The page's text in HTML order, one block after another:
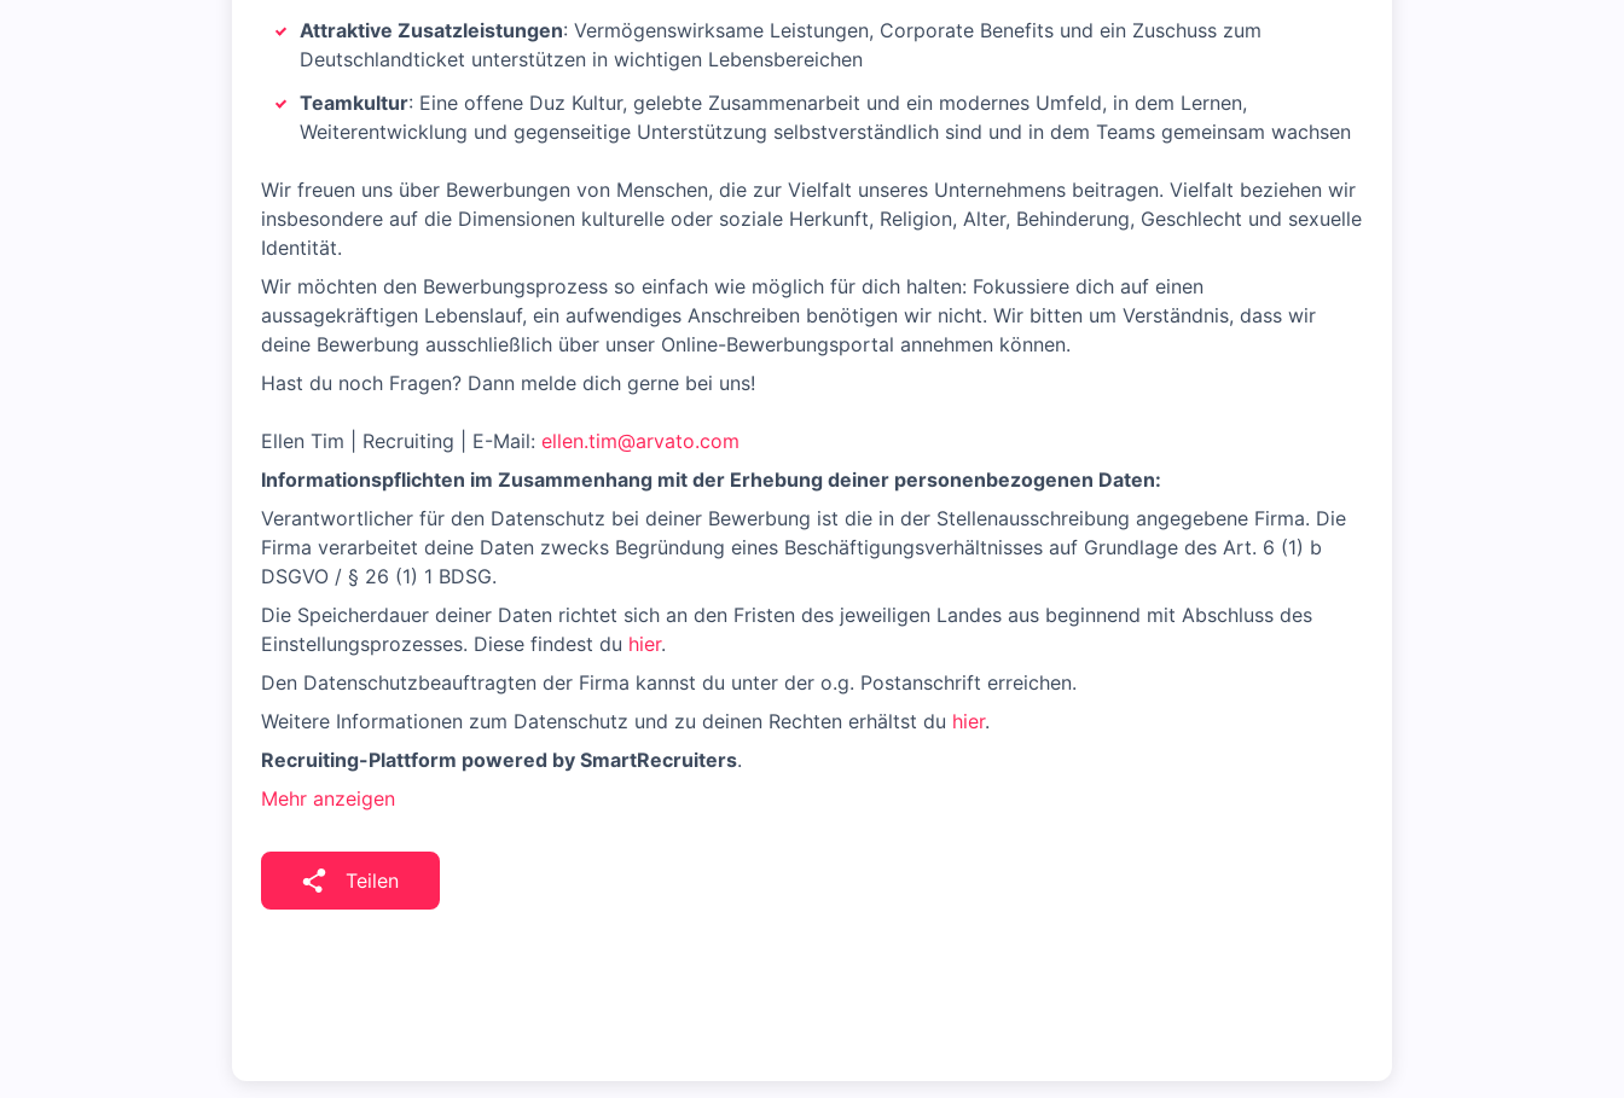
Attraktive Zusatzleistungen: Vermögenswirksame Leistungen, Corporate Benefits und ein Zuschuss zum
Deutschlandticket unterstützen in wichtigen Lebensbereichen
Teamkultur: Eine offene Duz Kultur, gelebte Zusammenarbeit und ein modernes Umfeld, in dem Lernen,
Weiterentwicklung und gegenseitige Unterstützung selbstverständlich sind und in dem Teams gemeinsam wachsen
Wir freuen uns über Bewerbungen von Menschen, die zur Vielfalt unseres Unternehmens beitragen. Vielfalt beziehen wir
insbesondere auf die Dimensionen kulturelle oder soziale Herkunft, Religion, Alter, Behinderung, Geschlecht und sexuelle
Identität.
Wir möchten den Bewerbungsprozess so einfach wie möglich für dich halten: Fokussiere dich auf einen
aussagekräftigen Lebenslauf, ein aufwendiges Anschreiben benötigen wir nicht. Wir bitten um Verständnis, dass wir
deine Bewerbung ausschließlich über unser Online-Bewerbungsportal annehmen können.
Hast du noch Fragen? Dann melde dich gerne bei uns!
Ellen Tim | Recruiting | E-Mail: ellen.tim@arvato.com
Informationspflichten im Zusammenhang mit der Erhebung deiner personenbezogenen Daten:
Verantwortlicher für den Datenschutz bei deiner Bewerbung ist die in der Stellenausschreibung angegebene Firma. Die
Firma verarbeitet deine Daten zwecks Begründung eines Beschäftigungsverhältnisses auf Grundlage des Art. 6 (1) b
DSGVO / § 26 (1) 1 BDSG.
Die Speicherdauer deiner Daten richtet sich an den Fristen des jeweiligen Landes aus beginnend mit Abschluss des
Einstellungsprozesses. Diese findest du hier.
Den Datenschutzbeauftragten der Firma kannst du unter der o.g. Postanschrift erreichen.
Weitere Informationen zum Datenschutz und zu deinen Rechten erhältst du hier.
Recruiting-Plattform powered by SmartRecruiters.
Mehr anzeigen
Teilen